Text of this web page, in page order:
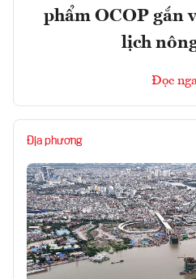
phẩm OCOP gắn
lịch
Đọc
Địa phương